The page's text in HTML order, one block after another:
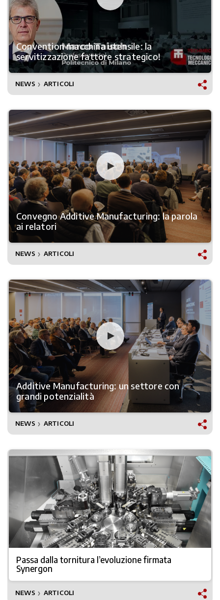
Convention macchina utensile: la
servitizzazione fattore strategico!
NEWS ❯ ARTICOLI
Convegno Additive Manufacturing: la parola
ai relatori
NEWS ❯ ARTICOLI
Additive Manufacturing: un settore con
grandi potenzialità
NEWS ❯ ARTICOLI
Passa dalla tornitura l’evoluzione firmata
Synergon
NEWS ❯ ARTICOLI